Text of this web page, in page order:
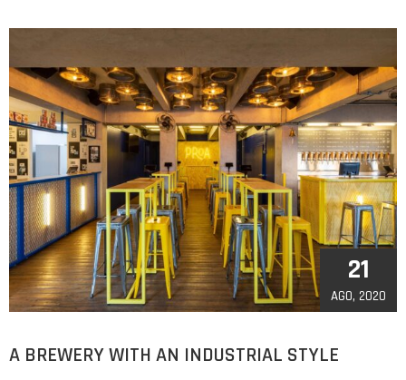
21
AGO, 2020
A BREWERY WITH AN INDUSTRIAL STYLE